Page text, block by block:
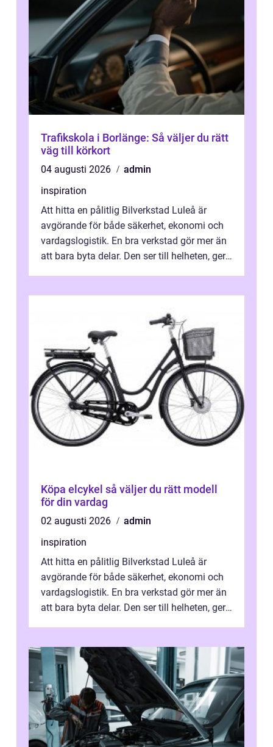
Trafikskola i Borlänge: Så väljer du rätt
väg till körkort
04 augusti 2026
admin
inspiration
Att hitta en pålitlig Bilverkstad Luleå är
avgörande för både säkerhet, ekonomi och
vardagslogistik. En bra verkstad gör mer än
att bara byta delar. Den ser till helheten, ger
Köpa elcykel så väljer du rätt modell
för din vardag
02 augusti 2026
admin
inspiration
Att hitta en pålitlig Bilverkstad Luleå är
avgörande för både säkerhet, ekonomi och
vardagslogistik. En bra verkstad gör mer än
att bara byta delar. Den ser till helheten, ger